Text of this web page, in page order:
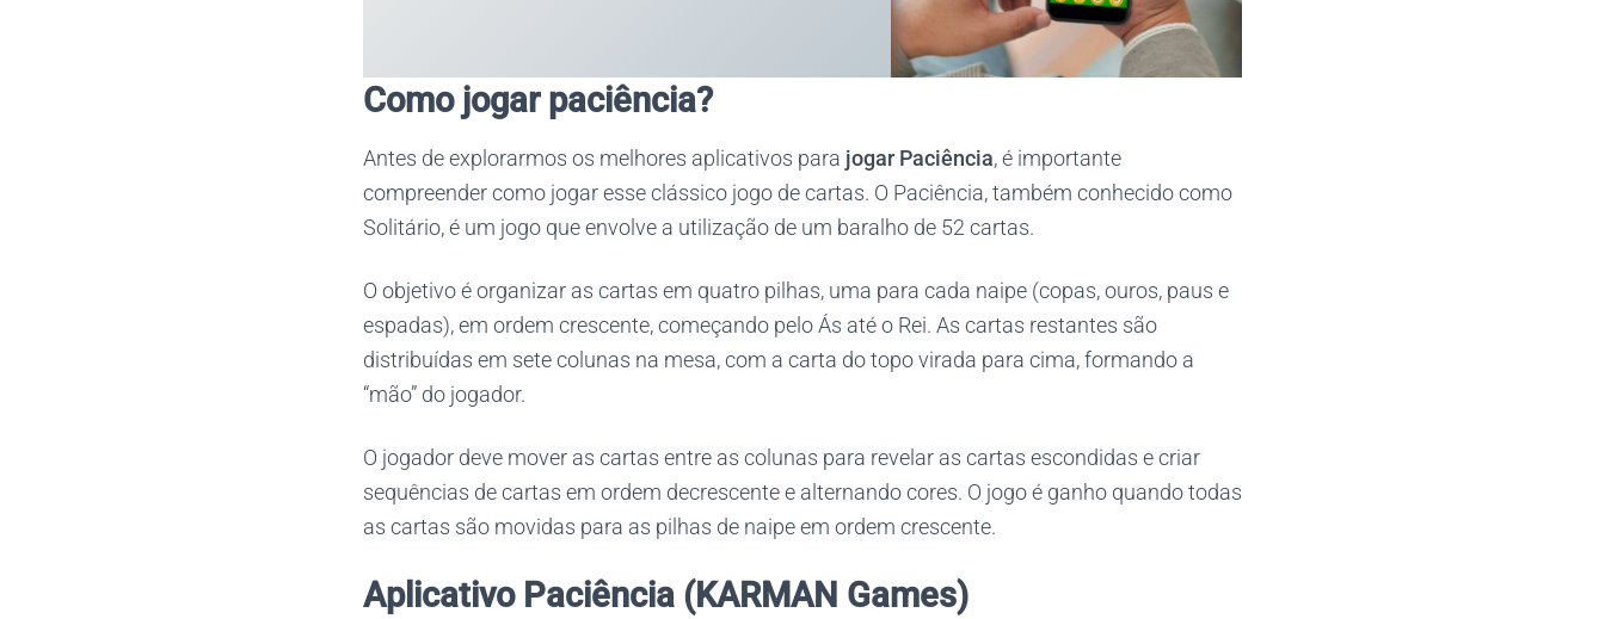
Como jogar paciência?
Antes de explorarmos os melhores aplicativos para jogar Paciência, é importante
compreender como jogar esse clássico jogo de cartas. O Paciência, também conhecido como
Solitário, é um jogo que envolve a utilização de um baralho de 52 cartas.
O objetivo é organizar as cartas em quatro pilhas, uma para cada naipe (copas, ouros, paus e
espadas), em ordem crescente, começando pelo Ás até o Rei. As cartas restantes são
distribuídas em sete colunas na mesa, com a carta do topo virada para cima, formando a
“mão” do jogador.
O jogador deve mover as cartas entre as colunas para revelar as cartas escondidas e criar
sequências de cartas em ordem decrescente e alternando cores. O jogo é ganho quando todas
as cartas são movidas para as pilhas de naipe em ordem crescente.
Aplicativo Paciência (KARMAN Games)